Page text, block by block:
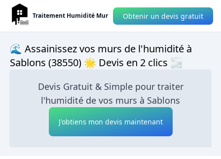
Traitement Humidité Mur Obtenir un devis gratuit
🌊 Assainissez vos murs de l'humidité à
Sablons (38550) 🌟 Devis en 2 clics 🌫
Devis Gratuit & Simple pour traiter
l'humidité de vos murs à Sablons
J'obtiens mon devis maintenant